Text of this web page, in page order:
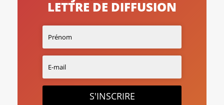
LETTRE DE DIFFUSION
S'INSCRIRE